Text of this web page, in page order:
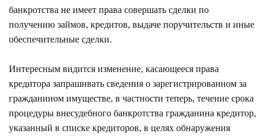
банкротства не имеет права совершать сделки по
получению займов, кредитов, выдаче поручительств и иные
обеспечительные сделки.
Интересным видится изменение, касающееся права
кредитора запрашивать сведения о зарегистрированном за
гражданином имуществе, в частности теперь, течение срока
процедуры внесудебного банкротства гражданина кредитор,
указанный в списке кредиторов, в целях обнаружения